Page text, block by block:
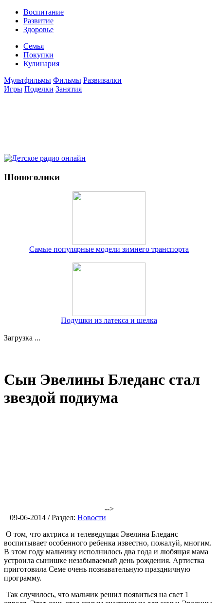
Воспитание
Развитие
Здоровье
Семья
Покупки
Кулинария
Мультфильмы Фильмы Развивалки
Игры Поделки Занятия
Шопоголики
Самые популярные модели зимнего транспорта
Подушки из латекса и шелка
Загрузка ...
Сын Эвелины Бледанс стал
звездой подиума
-->
09-06-2014 / Раздел: Новости
О том, что актриса и телеведущая Эвелина Бледанс
воспитывает особенного ребенка известно, пожалуй, многим.
В этом году мальчику исполнилось два года и любящая мама
устроила сынишке незабываемый день рождения. Артистка
приготовила Семе очень познавательную праздничную
программу.
Так случилось, что мальчик решил появиться на свет 1